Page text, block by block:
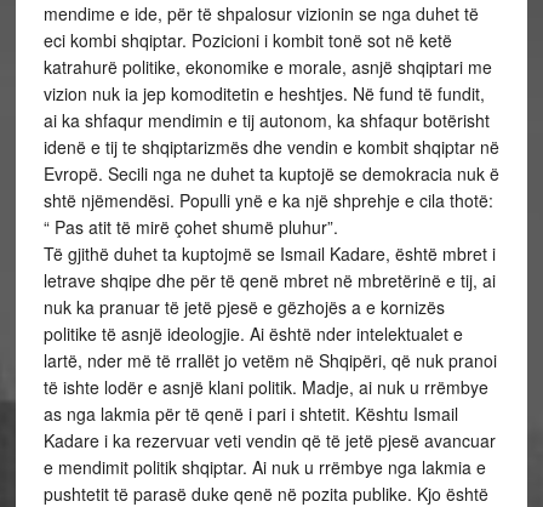
mendime e ide, për të shpalosur vizionin se nga duhet të
eci kombi shqiptar. Pozicioni i kombit tonë sot në ketë
katrahurë politike, ekonomike e morale, asnjë shqiptari me
vizion nuk ia jep komoditetin e heshtjes. Në fund të fundit,
ai ka shfaqur mendimin e tij autonom, ka shfaqur botërisht
idenë e tij te shqiptarizmës dhe vendin e kombit shqiptar në
Evropë. Secili nga ne duhet ta kuptojë se demokracia nuk ë
shtë njëmendësi. Populli ynë e ka një shprehje e cila thotë:
“ Pas atit të mirë çohet shumë pluhur”.
Të gjithë duhet ta kuptojmë se Ismail Kadare, është mbret i
letrave shqipe dhe për të qenë mbret në mbretërinë e tij, ai
nuk ka pranuar të jetë pjesë e gëzhojës a e kornizës
politike të asnjë ideologjie. Ai është nder intelektualet e
lartë, nder më të rrallët jo vetëm në Shqipëri, që nuk pranoi
të ishte lodër e asnjë klani politik. Madje, ai nuk u rrëmbye
as nga lakmia për të qenë i pari i shtetit. Kështu Ismail
Kadare i ka rezervuar veti vendin që të jetë pjesë avancuar
e mendimit politik shqiptar. Ai nuk u rrëmbye nga lakmia e
pushtetit të parasë duke qenë në pozita publike. Kjo është